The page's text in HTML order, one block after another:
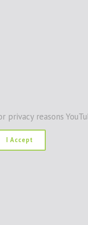
privacy reasons
I Accept